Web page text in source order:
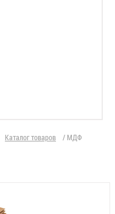
Каталог товаров / МДФ